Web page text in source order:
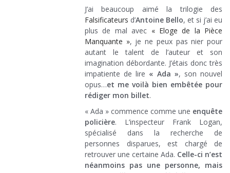
J’ai beaucoup aimé la trilogie des
Falsificateurs d’Antoine Bello, et si j’ai eu
plus de mal avec « Eloge de la Pièce
Manquante », je ne peux pas nier pour
autant le talent de l’auteur et son
imagination débordante. J’étais donc très
impatiente de lire « Ada », son nouvel
opus…et me voilà bien embêtée pour
rédiger mon billet.
« Ada » commence comme une enquête
policière. L’inspecteur Frank Logan,
spécialisé dans la recherche de
personnes disparues, est chargé de
retrouver une certaine Ada. Celle-ci n’est
néanmoins pas une personne, mais